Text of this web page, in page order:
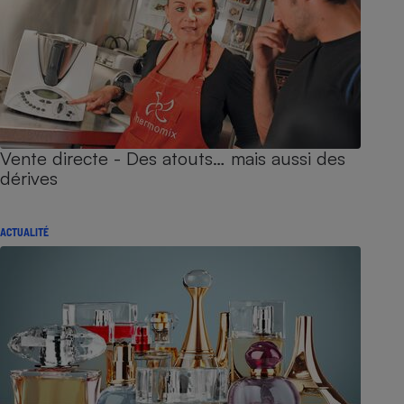
Vente directe - Des atouts… mais aussi des
dérives
ACTUALITÉ